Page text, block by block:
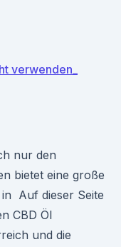
verwenden_
nur den
bietet eine große
Auf dieser Seite
CBD Öl
und die